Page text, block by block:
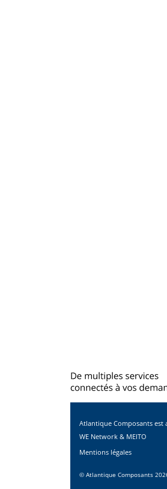
Atlantique Composants est
WE Network & MEITO
Mentions légales
© Atlantique Composants